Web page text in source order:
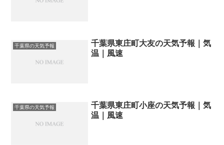
千葉県の天気予報
千葉県東庄町大友の天気予報｜気
温｜風速
千葉県の天気予報
千葉県東庄町小座の天気予報｜気
温｜風速